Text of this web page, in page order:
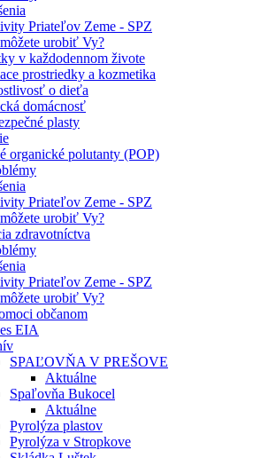
Priateľov Zeme - SPZ
urobiť Vy?
v každodennom živote
prostriedky a kozmetika
o dieťa
domácnosť
plasty
organické polutanty (POP)
Priateľov Zeme - SPZ
urobiť Vy?
zdravotníctva
Priateľov Zeme - SPZ
urobiť Vy?
občanom
EIA
SPAĽOVŇA V PREŠOVE
Aktuálne
Spaľovňa Bukocel
Aktuálne
Pyrolýza plastov
Pyrolýza v Stropkove